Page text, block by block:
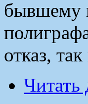
бывшему
отказ,
Читать